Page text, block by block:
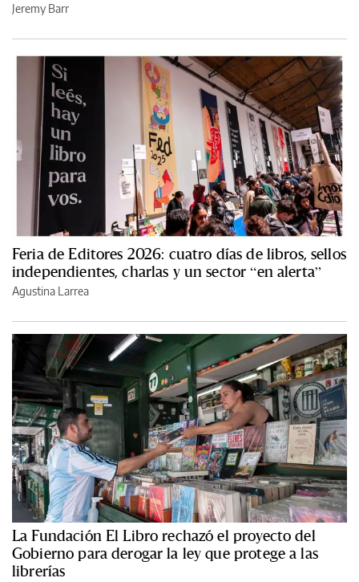
Jeremy Barr
Feria de Editores 2026: cuatro días de libros, sellos
independientes, charlas y un sector “en alerta”
Agustina Larrea
La Fundación El Libro rechazó el proyecto del
Gobierno para derogar la ley que protege a las
librerías